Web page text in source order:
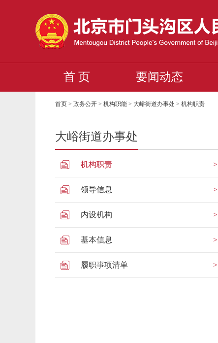
首 页 要闻动态
首页 >政务公开 >机构职能 > 大峪街道办事处 >机构职责
大峪街道办事处
机构职责
领导信息
内设机构
基本信息
履职事项清单